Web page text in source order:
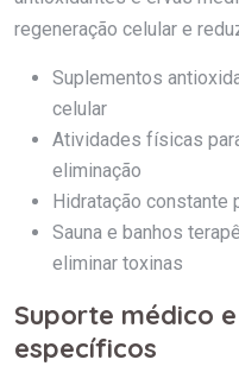
regeneração celular e
Suplementos
celular
Atividades físicas
eliminação
Hidratação constante
Sauna e banhos
eliminar toxinas
Suporte médico
específicos